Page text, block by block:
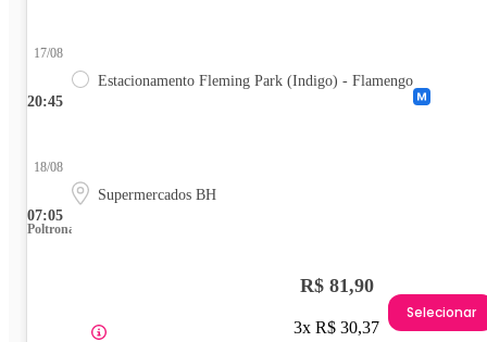
20:45
17/08
Estacionamento Fleming Park (Indigo) - Flamengo
07:05
18/08
Supermercados BH
Poltrona
R$ 81,90
3x R$ 30,37
Selecionar